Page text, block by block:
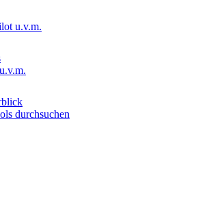
u.v.m.
durchsuchen